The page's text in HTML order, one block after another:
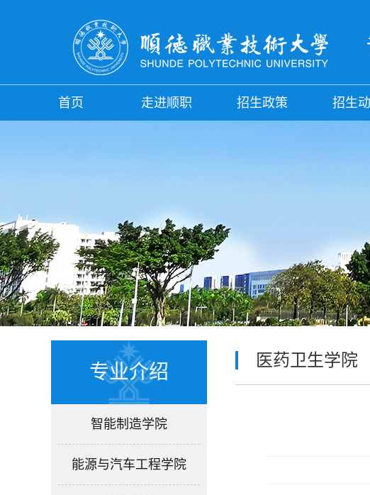
首页 走进顺职 招生政策 招生
专业介绍
智能制造学院
能源与汽车工程学院
医药卫生学院